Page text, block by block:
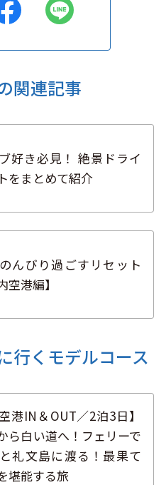
関連記事
好き必見！ 絶景ドライ
をまとめて紹介
んびり過ごすリセット
空港編】
行くモデルコース
港IN＆OUT／2泊3日】
ら白い道へ！フェリーで
礼文島に渡る！最果て
堪能する旅